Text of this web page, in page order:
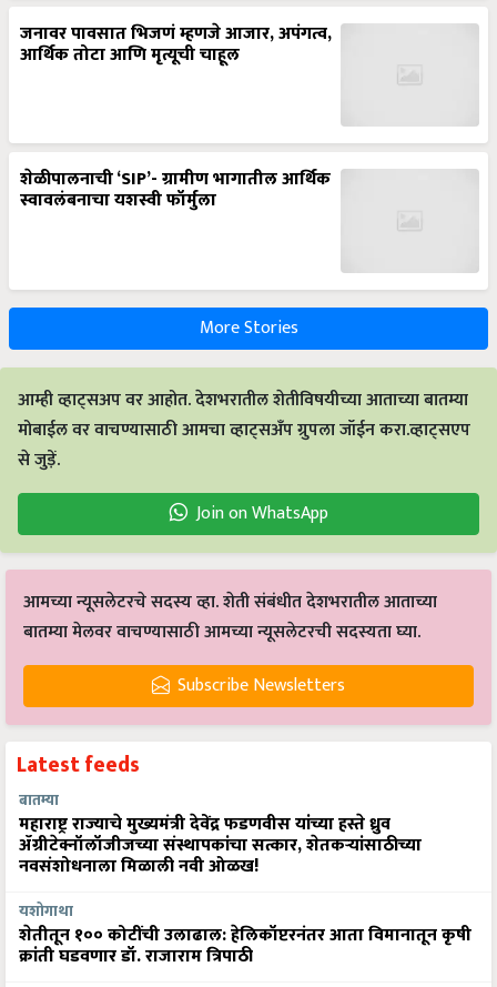
जनावर पावसात भिजणं म्हणजे आजार, अपंगत्व,
आर्थिक तोटा आणि मृत्यूची चाहूल
शेळीपालनाची ‘SIP’- ग्रामीण भागातील आर्थिक
स्वावलंबनाचा यशस्वी फॉर्मुला
More Stories
आम्ही व्हाट्सअप वर आहोत. देशभरातील शेतीविषयीच्या आताच्या बातम्या
मोबाईल वर वाचण्यासाठी आमचा व्हाट्सअँप ग्रुपला जॉईन करा.व्हाट्सएप
से जुड़ें.
Join on WhatsApp
आमच्या न्यूसलेटरचे सदस्य व्हा. शेती संबंधीत देशभरातील आताच्या
बातम्या मेलवर वाचण्यासाठी आमच्या न्यूसलेटरची सदस्यता घ्या.
Subscribe Newsletters
Latest feeds
बातम्या
महाराष्ट्र राज्याचे मुख्यमंत्री देवेंद्र फडणवीस यांच्या हस्ते ध्रुव
ॲग्रीटेक्नॉलॉजीजच्या संस्थापकांचा सत्कार, शेतकऱ्यांसाठीच्या
नवसंशोधनाला मिळाली नवी ओळख!
यशोगाथा
शेतीतून १०० कोटींची उलाढाल: हेलिकॉप्टरनंतर आता विमानातून कृषी
क्रांती घडवणार डॉ. राजाराम त्रिपाठी